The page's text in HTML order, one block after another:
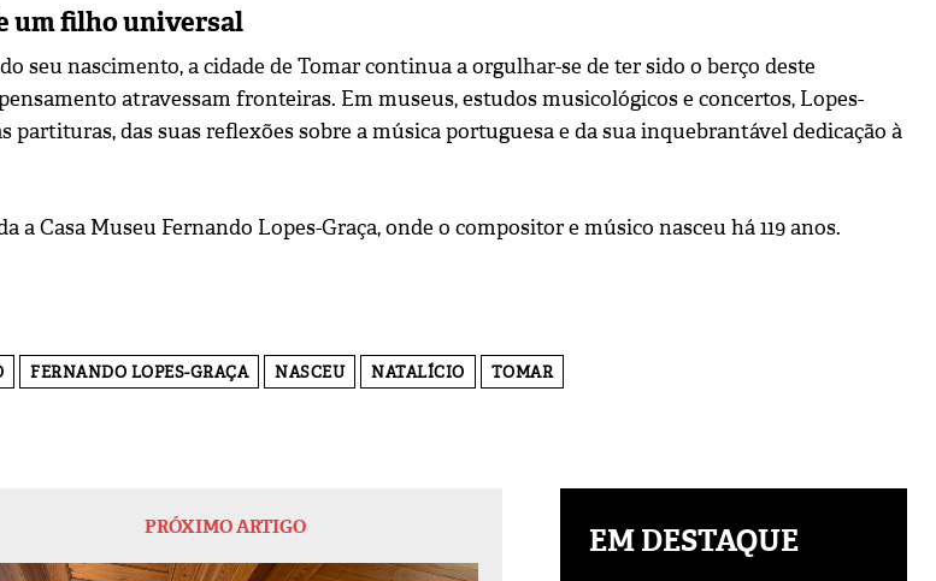
um filho universal
seu nascimento, a cidade de Tomar continua a orgulhar-se de ter sido o berço deste
atravessam fronteiras. Em museus, estudos musicológicos e concertos, Lopes-
partituras, das suas reflexões sobre a música portuguesa e da sua inquebrantável dedicação à
a Casa Museu Fernando Lopes-Graça, onde o compositor e músico nasceu há 119 anos.
FERNANDO LOPES-GRAÇA NASCEU NATALÍCIO TOMAR
PRÓXIMO ARTIGO EM DESTAQUE